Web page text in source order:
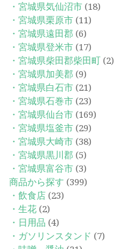
・宮城県気仙沼市 (18)
・宮城県栗原市 (11)
・宮城県遠田郡 (6)
・宮城県登米市 (17)
・宮城県柴田郡柴田町 (2)
・宮城県加美郡 (9)
・宮城県白石市 (21)
・宮城県石巻市 (23)
・宮城県仙台市 (169)
・宮城県塩釜市 (29)
・宮城県大崎市 (38)
・宮城県黒川郡 (5)
・宮城県富谷市 (3)
商品から探す (399)
・飲食店 (23)
・生花 (2)
・日用品 (4)
・ガソリンスタンド (7)